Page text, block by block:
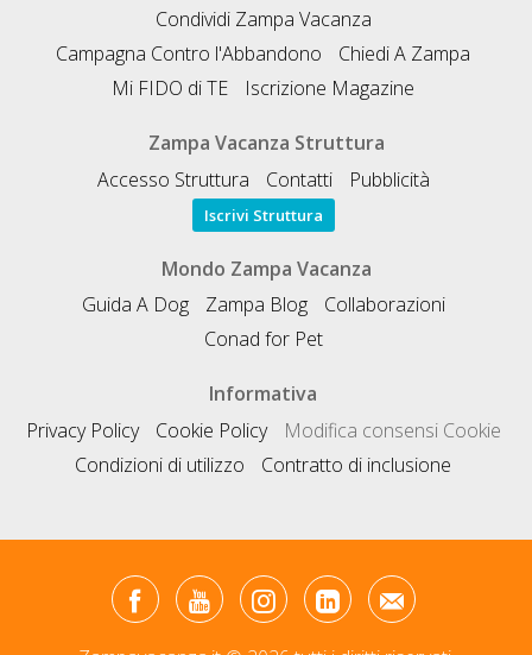
Condividi Zampa Vacanza
Campagna Contro l'Abbandono
Chiedi A Zampa
Mi FIDO di TE
Iscrizione Magazine
Zampa Vacanza Struttura
Accesso Struttura
Contatti Pubblicità
Iscrivi Struttura
Mondo Zampa Vacanza
Guida A Dog
Zampa Blog
Collaborazioni
Conad for Pet
Informativa
Privacy Policy
Cookie Policy
Modifica consensi Cookie
Condizioni di utilizzo
Contratto di inclusione